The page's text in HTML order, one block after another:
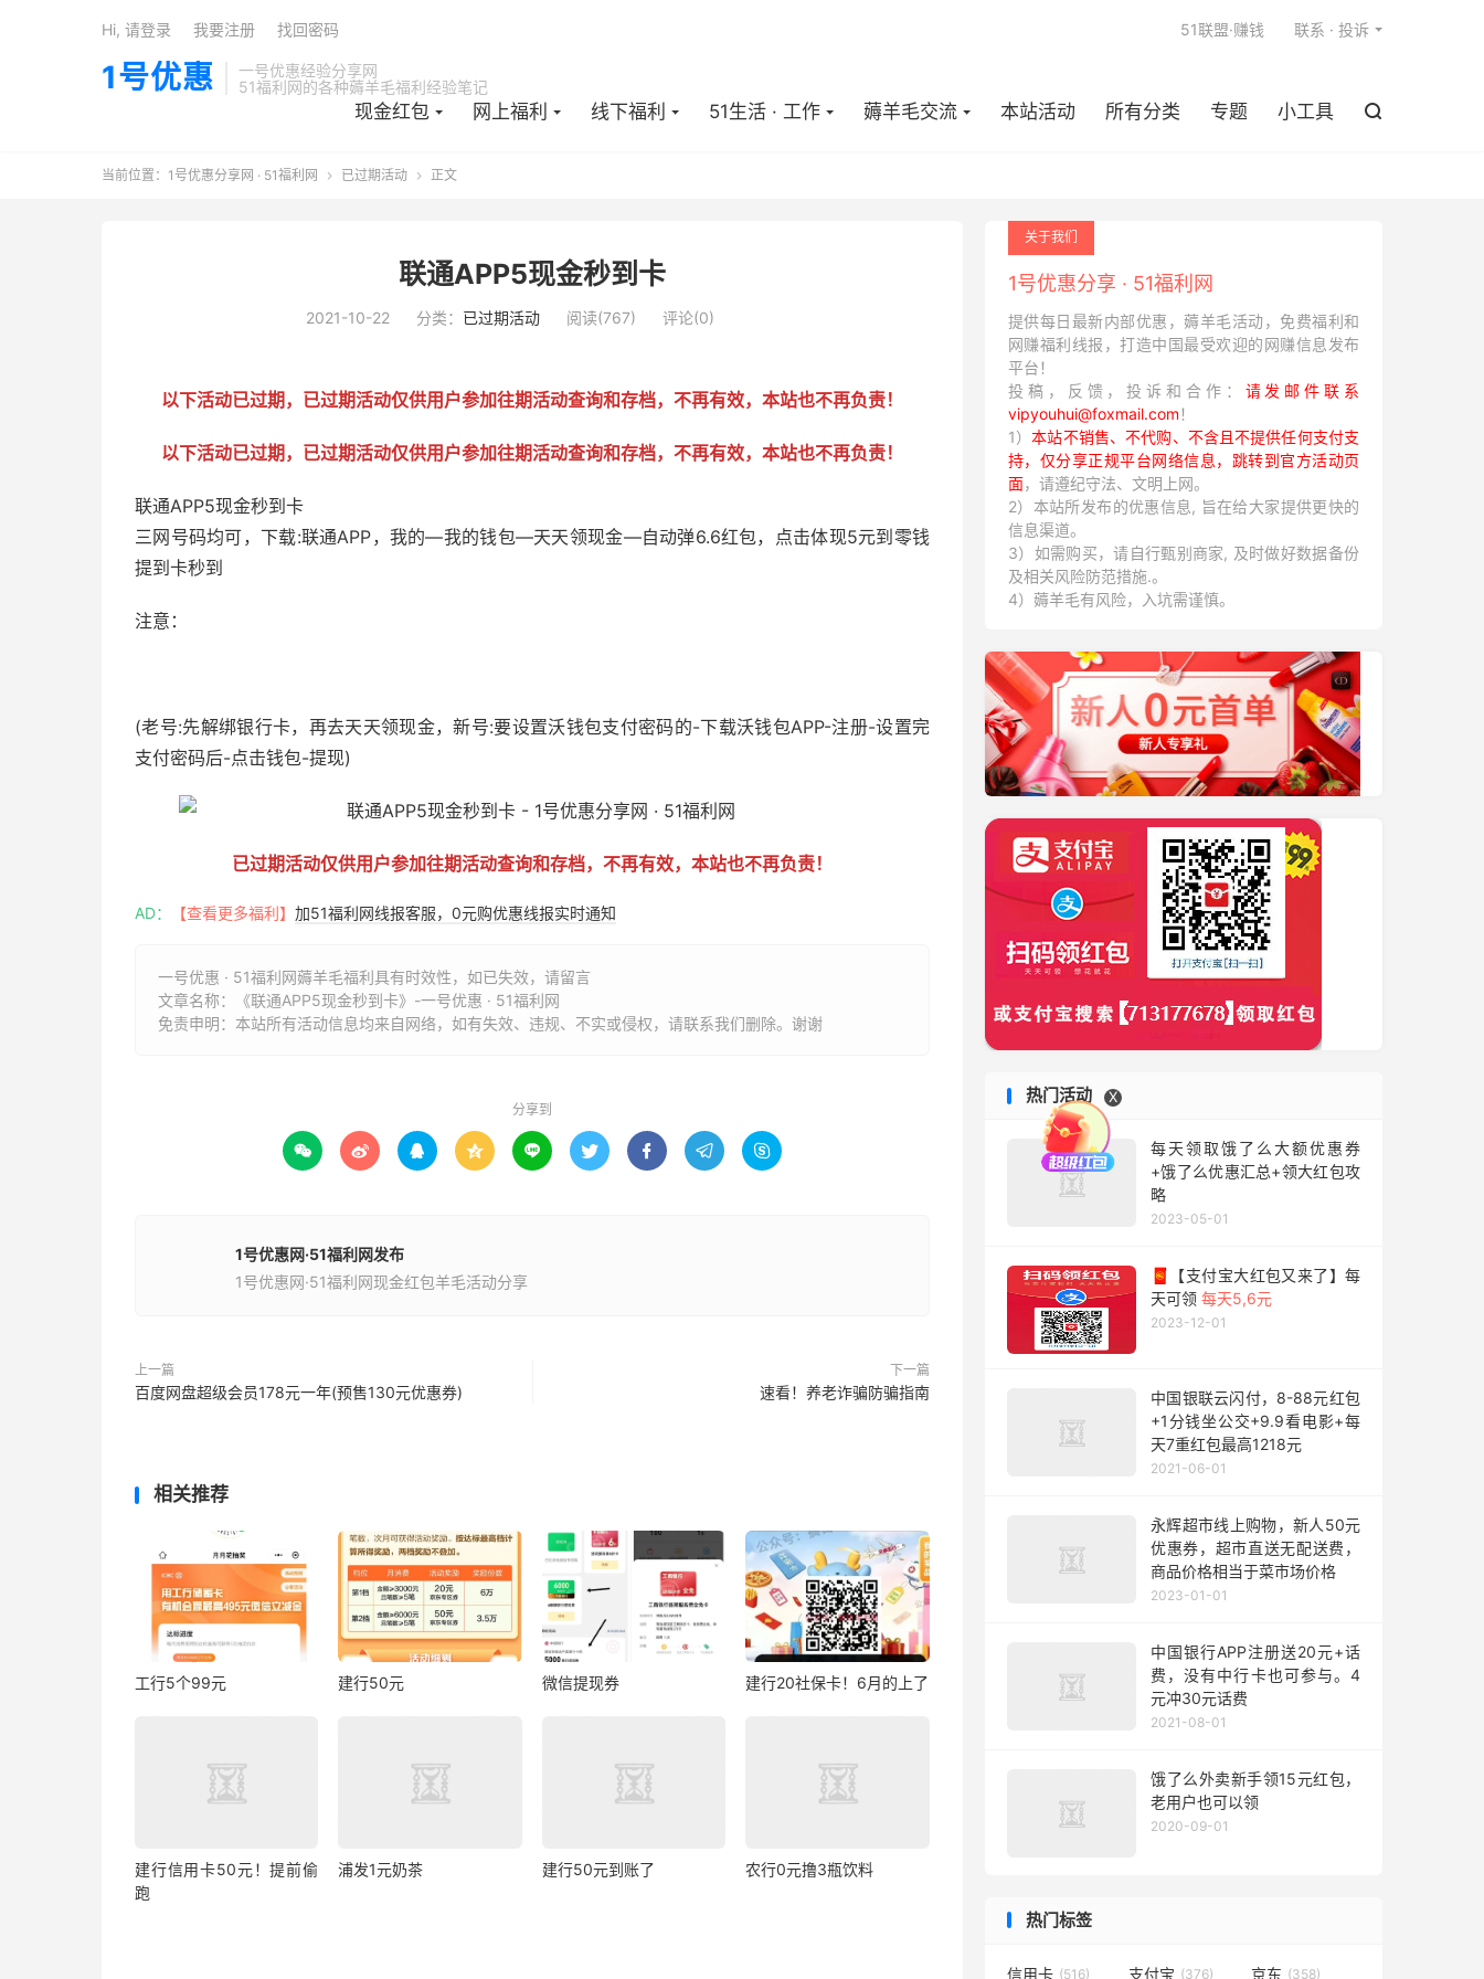
1号优惠
一号优惠经验分享网
51福利网的各种薅羊毛福利经验笔记
现金红包 网上福利 线下福利 51生活 · 工作 薅羊毛交流 本站活动 所有分类 专题 小工具 
51联盟·赚钱 联系 · 投诉
Hi, 请登录 我要注册 找回密码
当前位置： 1号优惠分享网 · 51福利网  已过期活动  正文
联通APP5现金秒到卡
2021-10-22 分类： 已过期活动 阅读(767) 评论(0)
以下活动已过期，已过期活动仅供用户参加往期活动查询和存档，不再有效，本站也不再负责！
以下活动已过期，已过期活动仅供用户参加往期活动查询和存档，不再有效，本站也不再负责！
联通APP5现金秒到卡
三网号码均可，下载:联通APP，我的—我的钱包—天天领现金—自动弹6.6红包，点击体现5元到零钱
提到卡秒到
注意：
(老号:先解绑银行卡，再去天天领现金，新号:要设置沃钱包支付密码的-下载沃钱包APP-注册-设置完
支付密码后-点击钱包-提现)
已过期活动仅供用户参加往期活动查询和存档，不再有效，本站也不再负责！
AD： 【查看更多福利】 加51福利网线报客服，0元购优惠线报实时通知
一号优惠 · 51福利网薅羊毛福利具有时效性，如已失效，请留言
文章名称：
《联通APP5现金秒到卡》-一号优惠 · 51福利网
免责申明：本站所有活动信息均来自网络，如有失效、违规、不实或侵权，请联系我们删除。谢谢
分享到
        
1号优惠网·51福利网发布
1号优惠网·51福利网现金红包羊毛活动分享
上一篇
百度网盘超级会员178元一年(预售130元优惠券)
下一篇
速看！养老诈骗防骗指南
相关推荐
工行5个99元 建行50元 微信提现券 建行20社保卡！6月的上了
建行信用卡50元！提前偷
跑
浦发1元奶茶 建行50元到账了 农行0元撸3瓶饮料
关于我们
1号优惠分享 · 51福利网
提供每日最新内部优惠，薅羊毛活动，免费福利和
网赚福利线报，打造中国最受欢迎的网赚信息发布
平台！
投稿，反馈，投诉和合作： 请发邮件联系
vipyouhui@foxmail.com！
1）本站不销售、不代购、不含且不提供任何支付支
持，仅分享正规平台网络信息，跳转到官方活动页
面，请遵纪守法、文明上网。
2）本站所发布的优惠信息, 旨在给大家提供更快的
信息渠道。
3）如需购买，请自行甄别商家, 及时做好数据备份
及相关风险防范措施.。
4）薅羊毛有风险，入坑需谨慎。
热门活动
每天领取饿了么大额优惠券
+饿了么优惠汇总+领大红包攻
略
2023-05-01
🧧【支付宝大红包又来了】每
天可领 每天5,6元
2023-12-01
中国银联云闪付，8-88元红包
+1分钱坐公交+9.9看电影+每
天7重红包最高1218元
2021-06-01
永辉超市线上购物，新人50元
优惠券，超市直送无配送费，
商品价格相当于菜市场价格
2023-01-01
中国银行APP注册送20元+话
费，没有中行卡也可参与。4
元冲30元话费
2021-08-01
饿了么外卖新手领15元红包，
老用户也可以领
2020-09-01
热门标签
信用卡 (516) 支付宝 (376) 京东 (358)
X